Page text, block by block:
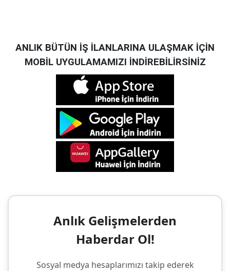
ANLIK BÜTÜN İŞ İLANLARINA ULAŞMAK İÇİN
MOBİL UYGULAMAMIZI İNDİREBİLİRSİNİZ
Anlık Gelişmelerden
Haberdar Ol!
Sosyal medya hesaplarımızı takip ederek